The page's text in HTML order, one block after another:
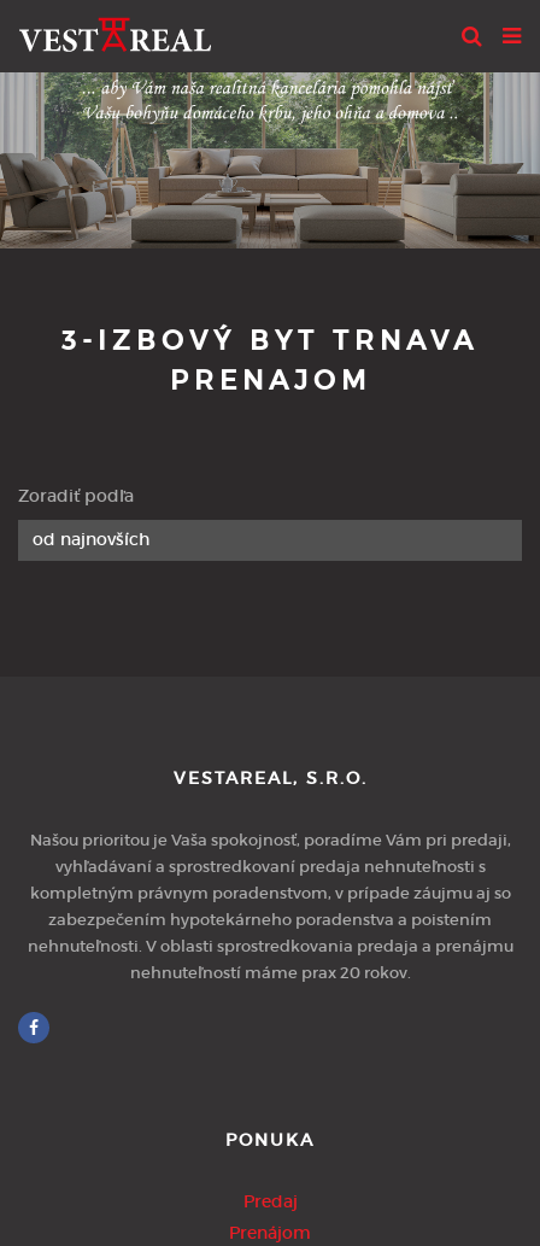
3-IZBOVÝ BYT TRNAVA
PRENAJOM
Zoradiť podľa
VESTAREAL, S.R.O.
Našou prioritou je Vaša spokojnosť, poradíme Vám pri predaji,
vyhľadávaní a sprostredkovaní predaja nehnuteľnosti s
kompletným právnym poradenstvom, v prípade záujmu aj so
zabezpečením hypotekárneho poradenstva a poistením
nehnuteľnosti. V oblasti sprostredkovania predaja a prenájmu
nehnuteľností máme prax 20 rokov.
PONUKA
Predaj
Prenájom